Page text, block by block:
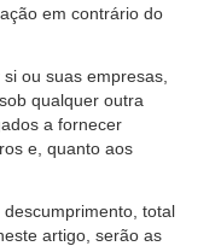
em contrário do
ou suas empresas,
qualquer outra
a fornecer
e, quanto aos
descumprimento, total
artigo, serão as